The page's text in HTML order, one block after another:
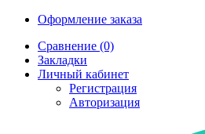
Оформление заказа
Сравнение (0)
Закладки
Личный кабинет
Регистрация
Авторизация